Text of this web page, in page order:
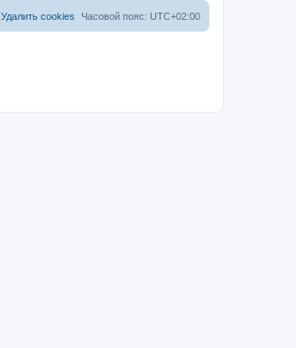
Часовой пояс: UTC+02:00
Удалить cookies